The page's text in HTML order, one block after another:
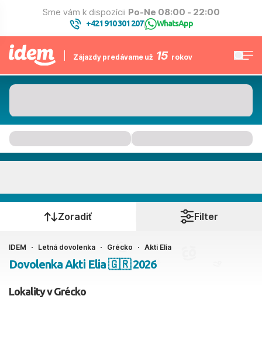
Sme vám k dispozícii Po-Ne 08:00 - 22:00
+421 910 301 207| WhatsApp
Zájazdy predávame už 15 rokov
Kedy cestujete?
Ako cestujete?
2 dospelí, 0 deti
Zoradiť Filter
IDEM Letná dovolenka Grécko Akti Elia
Dovolenka Akti Elia 🇬🇷 2026
Lokality v Grécko